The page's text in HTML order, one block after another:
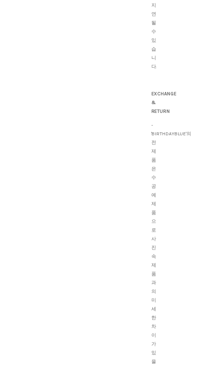
지
연
될
수
있
습
니
다.
EXCHANGE
&
RETURN
-
'BIRTHDAYBLUE'의
전
제
품
은
수
공
예
제
품
으
로
사
진
속
제
품
과
의
미
세
한
차
이
가
있
을